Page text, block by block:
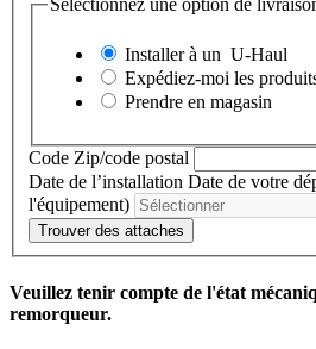
Sélectionnez une option de
Installer à un U-Haul
Expédiez-moi les
Prendre en magasin
Code Zip/code postal
Date de l’installation Date de votre
l'équipement)
Trouver des attaches
Veuillez tenir compte de l'état
remorqueur.